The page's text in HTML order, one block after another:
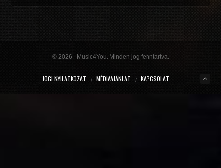
GET IN TROUBLE (SO WHAT) (DJ.BÍRÓ PRIVATE EDIT)
Dimitri Vegas & Like Mike x Vini Vici
Willcox
KUNG FU (EXTENDED MIX)
© 2026 - Music4You. Minden jog fenntartva.
JOGI NYILATKOZAT MÉDIAAJÁNLAT KAPCSOLAT